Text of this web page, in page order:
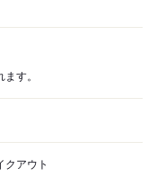
す。
クアウト